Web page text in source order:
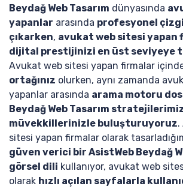
Beydağ Web Tasarım dünyasında
yapanlar arasında profesyonel
çıkarken, avukat web sitesi yapan
dijital prestijinizi en üst seviyeye
Avukat web sitesi yapan firmalar
ortağınız olurken, aynı zamanda
yapanlar arasında arama motoru
Beydağ Web Tasarım
müvekkillerinizle buluşturuyoruz.
sitesi yapan firmalar olarak
güven verici bir AsistWeb Beydağ
görsel dili kullanıyor, avukat web
olarak hızlı açılan sayfalarla